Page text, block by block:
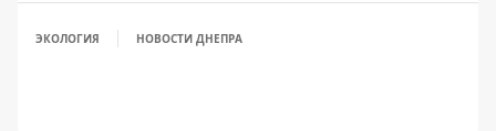
ЭКОЛОГИЯ НОВОСТИ ДНЕПРА